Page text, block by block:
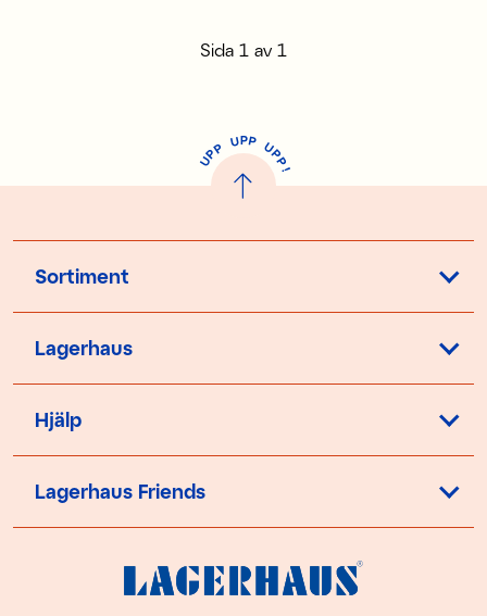
Sida 1 av 1
U
P
P UPP UP
P
!
Sortiment
Lagerhaus
Hjälp
Lagerhaus Friends